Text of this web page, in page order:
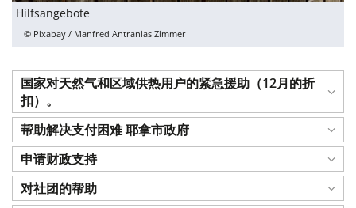
Hilfsangebote
© Pixabay / Manfred Antranias Zimmer
国家对天然气和区域供热用户的紧急援助（12月的折
扣）。
帮助解决支付困难 耶拿市政府
申请财政支持
对社团的帮助